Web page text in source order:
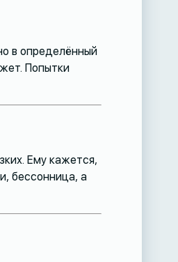
в определённый
Попытки
Ему кажется,
бессонница, а